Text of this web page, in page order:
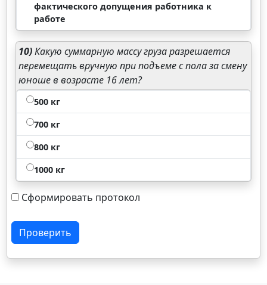
фактического допущения работника к
работе
10)Какую суммарную массу груза разрешается
перемещать вручную при подъеме с пола за смену
юноше в возрасте 16 лет?
500 кг
700 кг
800 кг
1000 кг
Сформировать протокол
Проверить